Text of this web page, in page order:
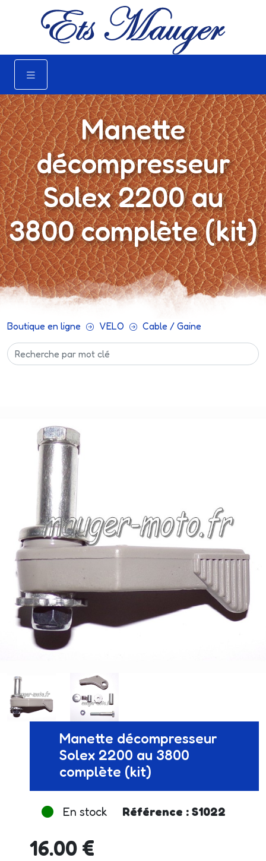
Manette
décompresseur
Solex 2200 au
3800 complète (kit)
Boutique en ligne VELO Cable / Gaine
Manette décompresseur
Solex 2200 au 3800
complète (kit)
En stock Référence : S1022
16.00 €